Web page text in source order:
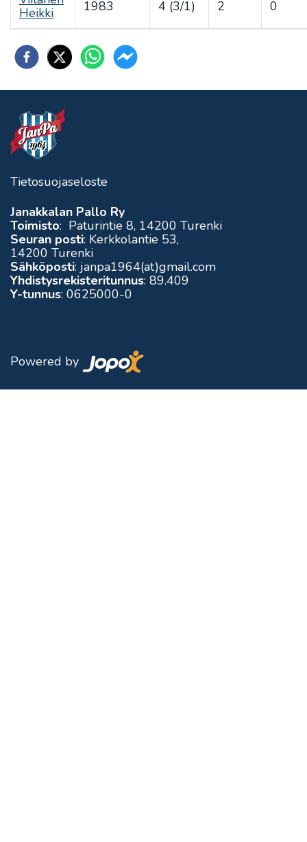
Heikki
1983 4 (3/1) 2 0
Tietosuojaseloste
Janakkalan Pallo Ry
Toimisto: Paturintie 8, 14200 Turenki
Seuran posti: Kerkkolantie 53,
14200 Turenki
Sähköposti: janpa1964(at)gmail.com
Yhdistysrekisteritunnus: 89.409
Y-tunnus: 0625000-0
Powered by